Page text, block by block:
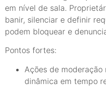
em nível de sala.
banir, silenciar e definir
podem bloquear e
Pontos fortes:
Ações de
dinâmica em tempo